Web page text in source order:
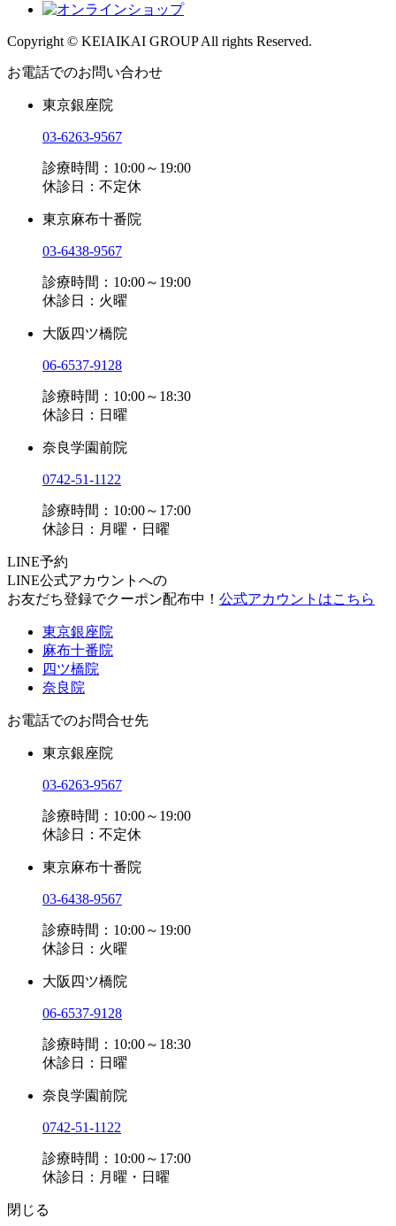
Copyright © KEIAIKAI GROUP All rights Reserved.
お電話でのお問い合わせ
東京銀座院
03-6263-9567
診療時間：10:00～19:00
休診日：不定休
東京麻布十番院
03-6438-9567
診療時間：10:00～19:00
休診日：火曜
大阪四ツ橋院
06-6537-9128
診療時間：10:00～18:30
休診日：日曜
奈良学園前院
0742-51-1122
診療時間：10:00～17:00
休診日：月曜・日曜
LINE予約
LINE公式アカウントへの
お友だち登録でクーポン配布中！ 公式アカウントはこちら
東京銀座院
麻布十番院
四ツ橋院
奈良院
お電話でのお問合せ先
東京銀座院
03-6263-9567
診療時間：10:00～19:00
休診日：不定休
東京麻布十番院
03-6438-9567
診療時間：10:00～19:00
休診日：火曜
大阪四ツ橋院
06-6537-9128
診療時間：10:00～18:30
休診日：日曜
奈良学園前院
0742-51-1122
診療時間：10:00～17:00
休診日：月曜・日曜
閉じる